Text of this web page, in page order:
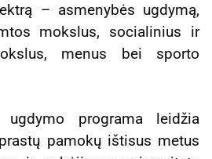
– asmenybės ugdymą,
mokslus, socialinius ir
menus bei sporto
ugdymo programa leidžia
pamokų ištisus metus